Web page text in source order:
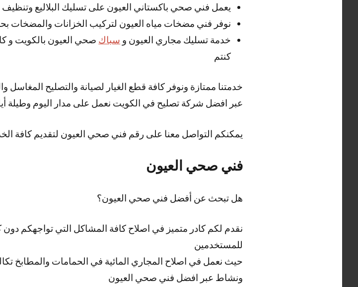
يعمل فني صحي باكستاني العيون على تسليك البلاليع
نوفر فني مضخات مياه العيون لتركيب الخزانات والمضخات
خدمة تسليك مجاري العيون و سباك صحي العيون بالكويت و
كنتم
خدمتنا ممتازة ونوفر كافة قطع الغيار لصيانة والتصليح
عبر افضل شركة تصليح في الكويت نعمل على مدار اليوم وطيلة
يمكنكم التواصل معنا على رقم فني صحي العيون لتقديم كافة
فني صحي العيون
هل تبحث عن أفضل فني صحي العيون؟
نقدم لكم كادر متميز في اصلاح كافة المشاكل التي تواجهكم
للمستخدمين
حيث نعمل في اصلاح المجاري المائية في الحمامات والمطابخ
ونشاط عبر افضل فني صحي العيون